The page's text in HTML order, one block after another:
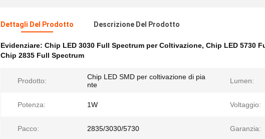
Dettagli Del Prodotto Descrizione Del Prodotto
Evidenziare: Chip LED 3030 Full Spectrum per Coltivazione, Chip LED 5730
Chip 2835 Full Spectrum
Prodotto:
Chip LED SMD per coltivazione di pia
nte
Lumen:
Potenza: 1W Voltaggio:
Pacco: 2835/3030/5730 Garanzia: